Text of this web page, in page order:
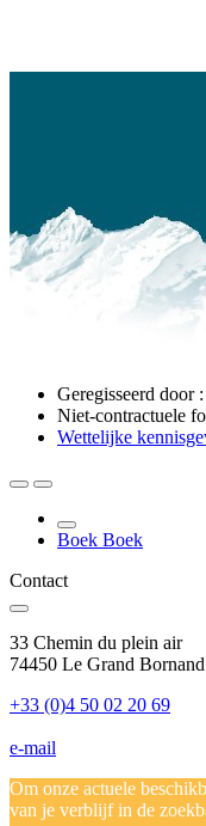
Geregisseerd door :
Niet-contractuele
Wettelijke
Boek Boek
Contact
33 Chemin du plein air
74450 Le Grand Bornand
+33 (0)4 50 02 20 69
e-mail
Om onze actuele
van je verblijf in de